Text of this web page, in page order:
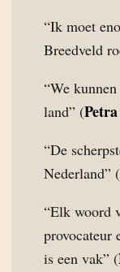
“Ik moet
Breedveld
“We
land” (
“De
Nederland” (
“Elk woord
provocateur
is een vak” (